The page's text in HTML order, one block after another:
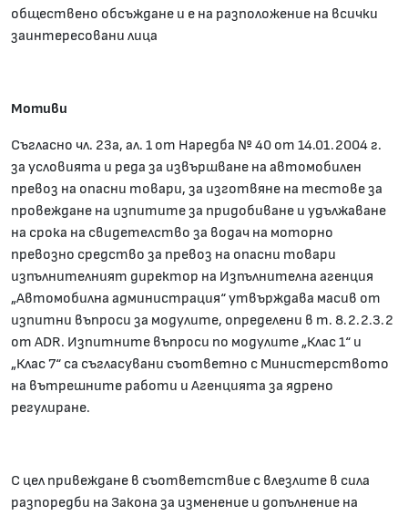
обществено обсъждане и е на разположение на всички
заинтересовани лица
Мотиви
Съгласно чл. 23а, ал. 1 от Наредба № 40 от 14.01.2004 г.
за условията и реда за извършване на автомобилен
превоз на опасни товари, за изготвяне на тестове за
провеждане на изпитите за придобиване и удължаване
на срока на свидетелство за водач на моторно
превозно средство за превоз на опасни товари
изпълнителният директор на Изпълнителна агенция
„Автомобилна администрация“ утвърждава масив от
изпитни въпроси за модулите, определени в т. 8.2.2.3.2
от ADR. Изпитните въпроси по модулите „Клас 1“ и
„Клас 7“ са съгласувани съответно с Министерството
на вътрешните работи и Агенцията за ядрено
регулиране.
С цел привеждане в съответствие с влезлите в сила
разпоредби на Закона за изменение и допълнение на